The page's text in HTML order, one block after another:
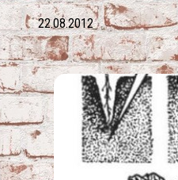
22.08.2012